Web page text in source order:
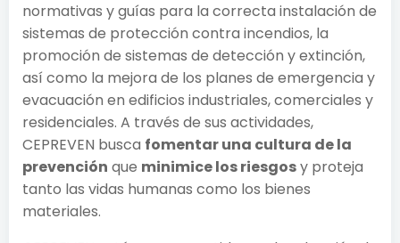
normativas y guías para la correcta instalación de
sistemas de protección contra incendios, la
promoción de sistemas de detección y extinción,
así como la mejora de los planes de emergencia y
evacuación en edificios industriales, comerciales y
residenciales. A través de sus actividades,
CEPREVEN busca fomentar una cultura de la
prevención que minimice los riesgosy proteja
tanto las vidas humanas como los bienes
materiales.